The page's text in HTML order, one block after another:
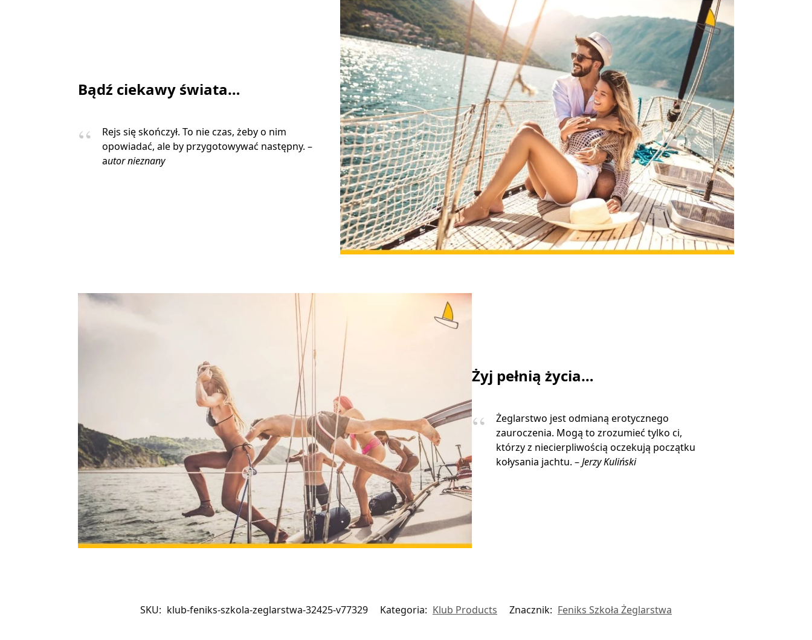
Bądź ciekawy świata…
Rejs się skończył. To nie czas, żeby o nim
opowiadać, ale by przygotowywać następny. –
autor nieznany
Żyj pełnią życia…
Żeglarstwo jest odmianą erotycznego
zauroczenia. Mogą to zrozumieć tylko ci,
którzy z niecierpliwością oczekują początku
kołysania jachtu. –Jerzy Kuliński
SKU: klub-feniks-szkola-zeglarstwa-32425-v77329 Kategoria: Klub Products Znacznik: Feniks Szkoła Żeglarstwa